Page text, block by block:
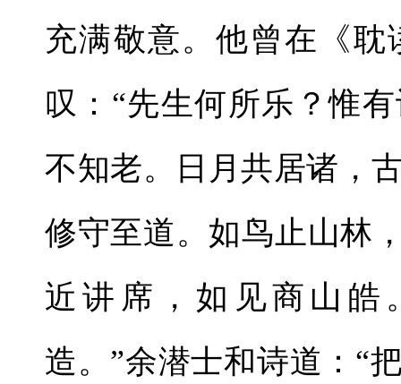
充满敬意。他曾在《
叹：“先生何所乐？惟
不知老。日月共居诸，
修守至道。如鸟止山林
近讲席，如见商山皓
造。”余潜士和诗道：“